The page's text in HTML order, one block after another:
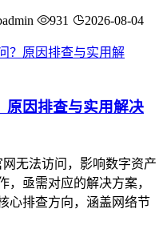
931 2026-08-04
原因排查与实用解决
无法访问，影响数字资产
，亟需对应的解决方案，
心排查方向，涵盖网络节